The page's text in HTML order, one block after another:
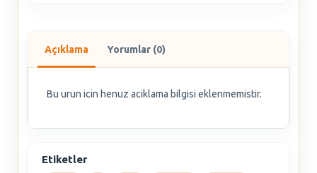
Açıklama Yorumlar (0)
Bu urun icin henuz aciklama bilgisi eklenmemistir.
Etiketler